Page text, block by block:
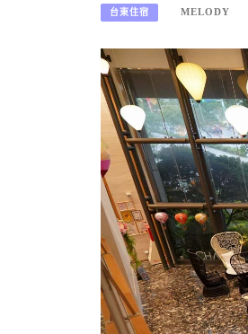
台東住宿 MELODY